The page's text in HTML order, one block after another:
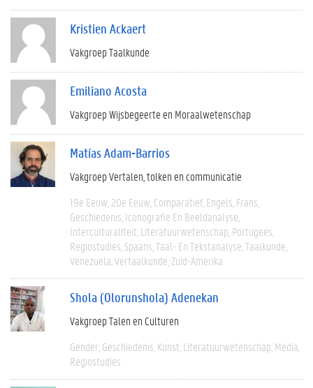
Kristien Ackaert
Vakgroep Taalkunde
Emiliano Acosta
Vakgroep Wijsbegeerte en Moraalwetenschap
Matías Adam-Barrios
Vakgroep Vertalen, tolken en communicatie
19e Eeuw 20e Eeuw Comparatief Engels Frans
Geschiedenis Iconografie En Beeldanalyse
Interculturaliteit Literatuurwetenschap Portugees
Regiostudies Spaans Taal- En Tekstanalyse Taalkunde
Venezuela Vertaalkunde Zuid-Amerika
Shola (Olorunshola) Adenekan
Vakgroep Talen en Culturen
Gender Geschiedenis Kunst Literatuurwetenschap Media
Regiostudies